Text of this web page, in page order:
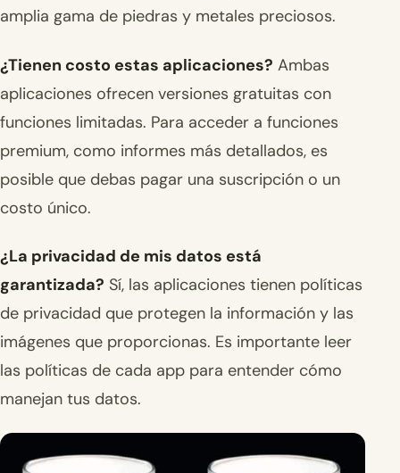
amplia gama de piedras y metales preciosos.
¿Tienen costo estas aplicaciones? Ambas
aplicaciones ofrecen versiones gratuitas con
funciones limitadas. Para acceder a funciones
premium, como informes más detallados, es
posible que debas pagar una suscripción o un
costo único.
¿La privacidad de mis datos está
garantizada? Sí, las aplicaciones tienen políticas
de privacidad que protegen la información y las
imágenes que proporcionas. Es importante leer
las políticas de cada app para entender cómo
manejan tus datos.